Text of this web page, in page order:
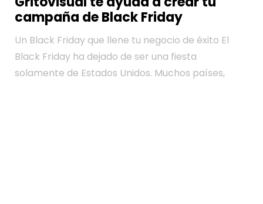
campaña de Black Friday
Un Black Friday que llene tu negocio de éxito El
Black Friday ha dejado de ser una fiesta
solamente de Estados Unidos. Muchos países,